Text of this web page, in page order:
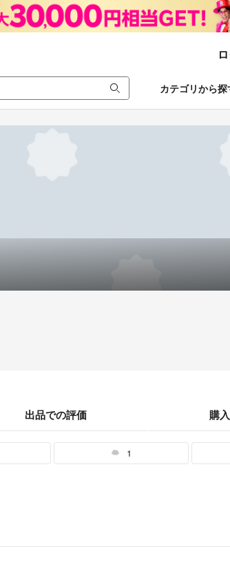
カテゴリから探
出品での評価 購
1